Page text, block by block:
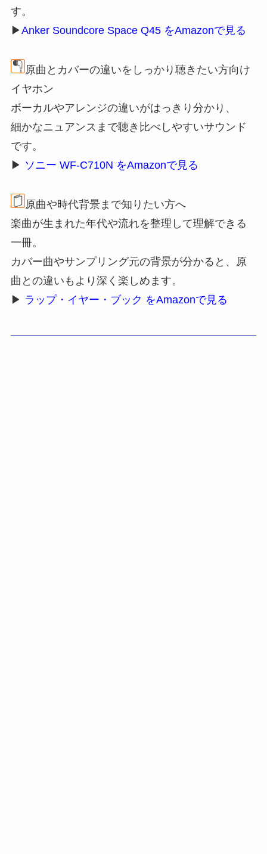
す。
▶Anker Soundcore Space Q45 をAmazonで見る
原曲とカバーの違いをしっかり聴きたい方向け
イヤホン
ボーカルやアレンジの違いがはっきり分かり、
細かなニュアンスまで聴き比べしやすいサウンド
です。
▶ ソニー WF-C710N をAmazonで見る
原曲や時代背景まで知りたい方へ
楽曲が生まれた年代や流れを整理して理解できる
一冊。
カバー曲やサンプリング元の背景が分かると、原
曲との違いもより深く楽しめます。
▶ ラップ・イヤー・ブック をAmazonで見る